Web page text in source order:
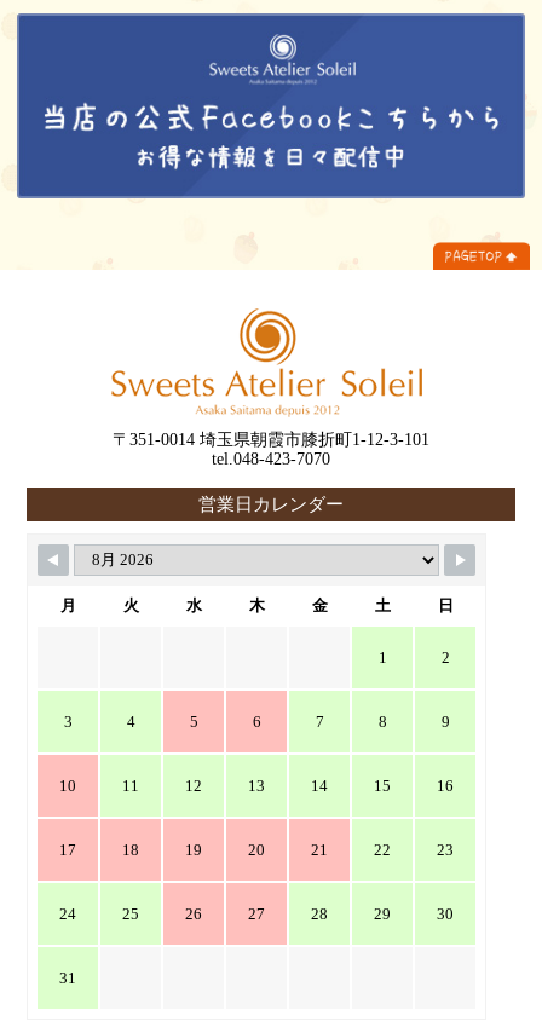
〒351-0014 埼玉県朝霞市膝折町1-12-3-101
tel.048-423-7070
営業日カレンダー
月 火 水 木 金 土 日
1 2
3 4 5 6 7 8 9
10 11 12 13 14 15 16
17 18 19 20 21 22 23
24 25 26 27 28 29 30
31